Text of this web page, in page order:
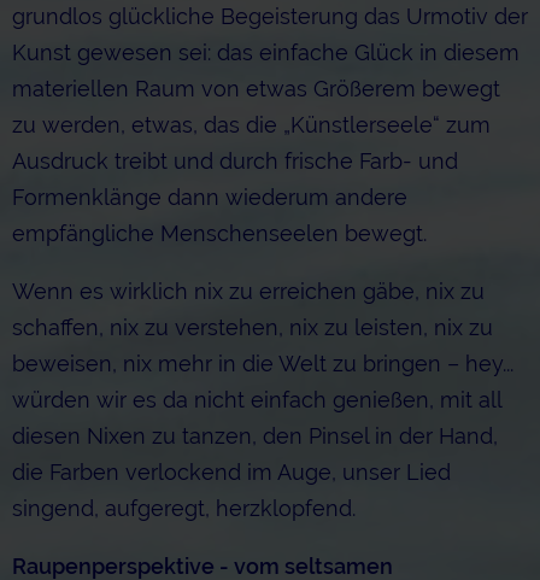
grundlos glückliche Begeisterung das Urmotiv der
Kunst gewesen sei: das einfache Glück in diesem
materiellen Raum von etwas Größerem bewegt
zu werden, etwas, das die „Künstlerseele“ zum
Ausdruck treibt und durch frische Farb- und
Formenklänge dann wiederum andere
empfängliche Menschenseelen bewegt.
Wenn es wirklich nix zu erreichen gäbe, nix zu
schaffen, nix zu verstehen, nix zu leisten, nix zu
beweisen, nix mehr in die Welt zu bringen – hey...
würden wir es da nicht einfach genießen, mit all
diesen Nixen zu tanzen, den Pinsel in der Hand,
die Farben verlockend im Auge, unser Lied
singend, aufgeregt, herzklopfend.
Raupenperspektive - vom seltsamen